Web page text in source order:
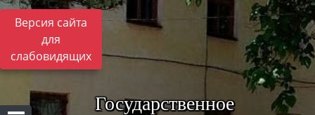
Версия сайта
для
слабовидящих
Государственное